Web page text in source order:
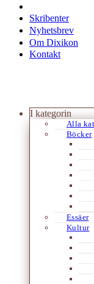
Skribenter
Nyhetsbrev
Om Dixikon
Kontakt
I kategorin
Alla
Böcker
Essäer
Kultur